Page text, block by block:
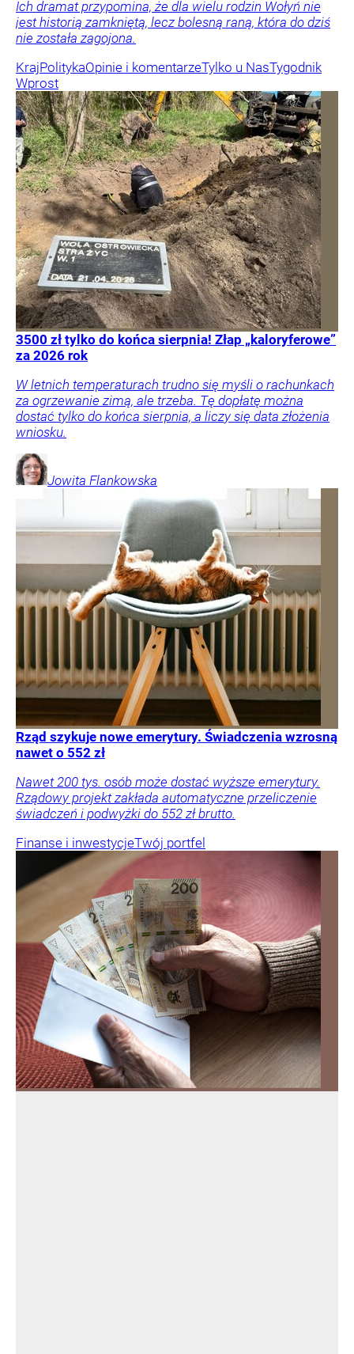
Ich dramat przypomina, że dla wielu rodzin Wołyń nie
jest historią zamkniętą, lecz bolesną raną, która do dziś
nie została zagojona.
KrajPolitykaOpinie i komentarzeTylko u NasTygodnik
Wprost
3500 zł tylko do końca sierpnia! Złap „kaloryferowe”
za 2026 rok
W letnich temperaturach trudno się myśli o rachunkach
za ogrzewanie zimą, ale trzeba. Tę dopłatę można
dostać tylko do końca sierpnia, a liczy się data złożenia
wniosku.
Jowita Flankowska
Rząd szykuje nowe emerytury. Świadczenia wzrosną
nawet o 552 zł
Nawet 200 tys. osób może dostać wyższe emerytury.
Rządowy projekt zakłada automatyczne przeliczenie
świadczeń i podwyżki do 552 zł brutto.
Finanse i inwestycjeTwój portfel